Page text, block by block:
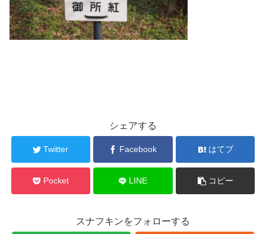
シェアする
Twitter Facebook はてブ
Pocket LINE コピー
スナフキンをフォローする